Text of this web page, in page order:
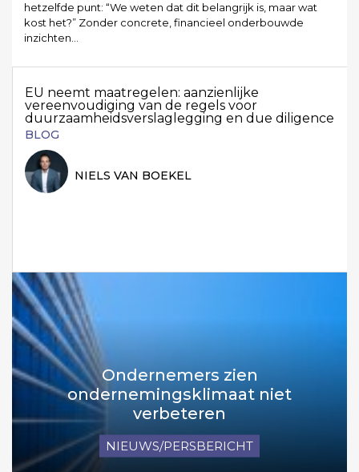
hetzelfde punt: “We weten dat dit belangrijk is, maar wat
kost het?” Zonder concrete, financieel onderbouwde
inzichten…
EU neemt maatregelen: aanzienlijke
vereenvoudiging van de regels voor
duurzaamheidsverslaglegging en due diligence
BLOG
NIELS VAN BOEKEL
Ondernemers zien
ondernemingsklimaat niet
verbeteren
NIEUWS/PERSBERICHT